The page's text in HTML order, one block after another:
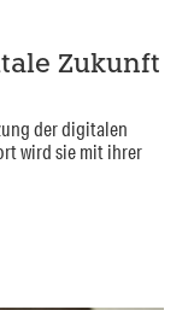
Zukunft
der digitalen
wird sie mit ihrer